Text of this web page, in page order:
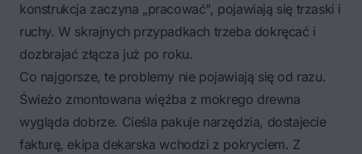
konstrukcja zaczyna „pracować", pojawiają się trzaski i
ruchy. W skrajnych przypadkach trzeba dokręcać i
dozbrajać złącza już po roku.
Co najgorsze, te problemy nie pojawiają się od razu.
Świeżo zmontowana więźba z mokrego drewna
wygląda dobrze. Cieśla pakuje narzędzia, dostajecie
fakturę, ekipa dekarska wchodzi z pokryciem. Z